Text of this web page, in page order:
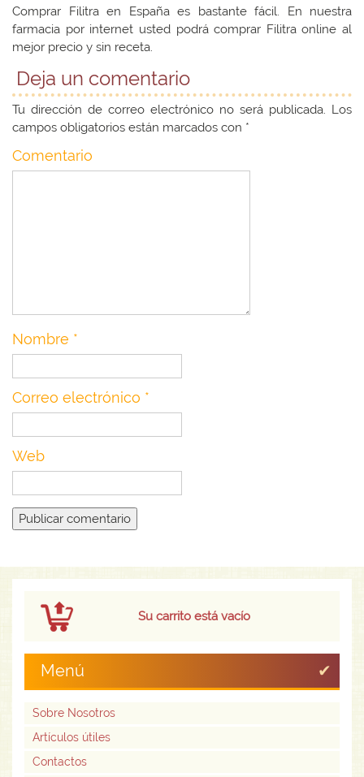
Comprar Filitra en España es bastante fácil. En nuestra
farmacia por internet usted podrá comprar Filitra online al
mejor precio y sin receta.
Deja un comentario
Tu dirección de correo electrónico no será publicada. Los
campos obligatorios están marcados con *
Comentario
Nombre *
Correo electrónico *
Web
Su carrito está vacío
Menú
Sobre Nosotros
Artículos útiles
Contactos